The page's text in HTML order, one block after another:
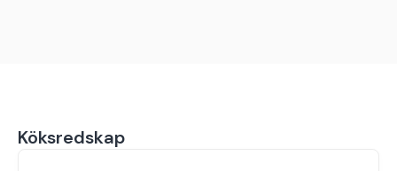
Köksredskap